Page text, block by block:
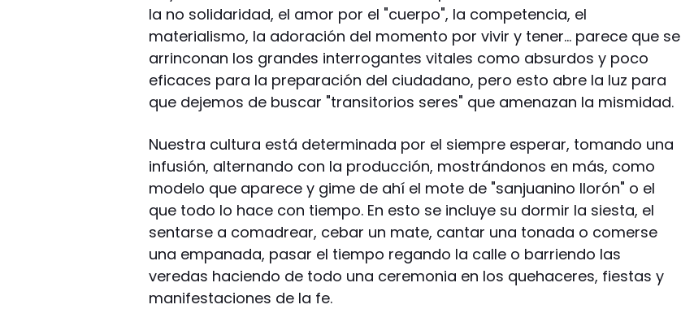
la no solidaridad, el amor por el "cuerpo", la competencia, el
materialismo, la adoración del momento por vivir y tener… parece que se
arrinconan los grandes interrogantes vitales como absurdos y poco
eficaces para la preparación del ciudadano, pero esto abre la luz para
que dejemos de buscar "transitorios seres" que amenazan la mismidad.
Nuestra cultura está determinada por el siempre esperar, tomando una
infusión, alternando con la producción, mostrándonos en más, como
modelo que aparece y gime de ahí el mote de "sanjuanino llorón" o el
que todo lo hace con tiempo. En esto se incluye su dormir la siesta, el
sentarse a comadrear, cebar un mate, cantar una tonada o comerse
una empanada, pasar el tiempo regando la calle o barriendo las
veredas haciendo de todo una ceremonia en los quehaceres, fiestas y
manifestaciones de la fe.